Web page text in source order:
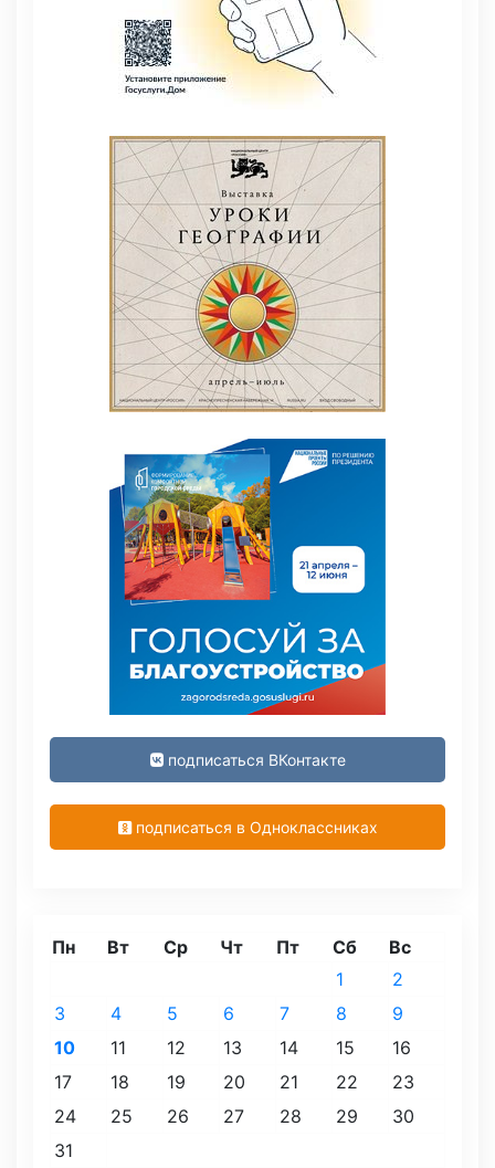
подписаться ВКонтакте
подписаться в Одноклассниках
Пн Вт Ср Чт Пт Сб
Вс
1
2
3
4 5 6 7 8
9
10
11 12 13 14 15
16
17
18 19 20 21 22
23
24
25 26 27 28 29
30
31